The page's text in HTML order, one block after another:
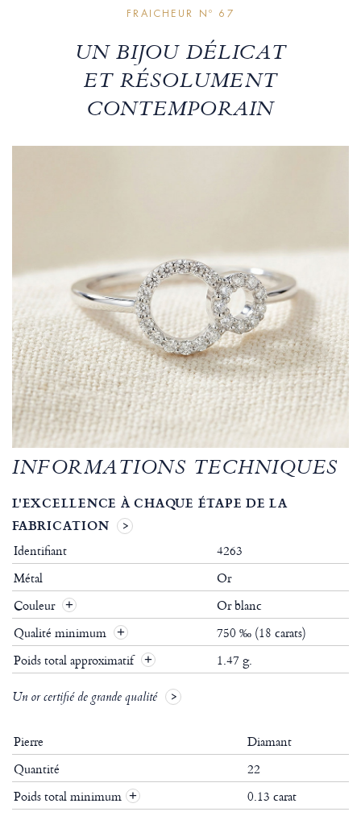
FRAICHEUR Nº 67
UN BIJOU DÉLICAT
ET RÉSOLUMENT
CONTEMPORAIN
INFORMATIONS TECHNIQUES
L'EXCELLENCE À CHAQUE ÉTAPE DE LA
FABRICATION
Identifiant
4263
Métal
Or
Couleur
Or blanc
Qualité minimum
750 ‰ (18 carats)
Poids total approximatif
1.47 g.
Un or certifié de grande qualité
Pierre
Diamant
Quantité
22
Poids total minimum +
0.13 carat